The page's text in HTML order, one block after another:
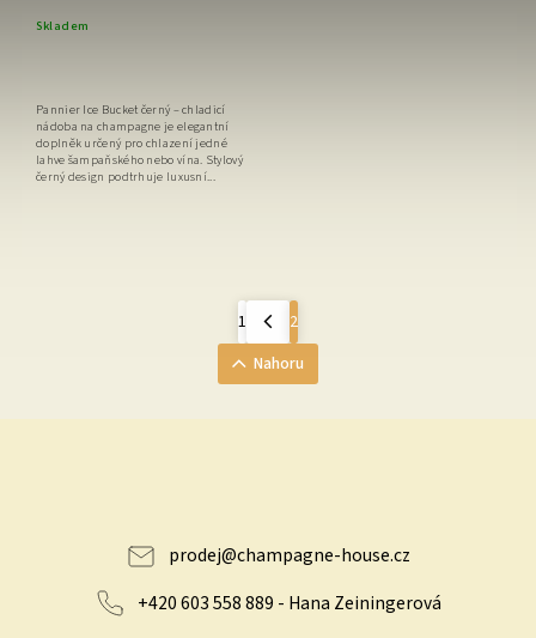
Skladem
Pannier Ice Bucket černý – chladicí
nádoba na champagne je elegantní
doplněk určený pro chlazení jedné
lahve šampaňského nebo vína. Stylový
černý design podtrhuje luxusní...
1
2
Nahoru
prodej@champagne-house.cz
+420 603 558 889 - Hana Zeiningerová